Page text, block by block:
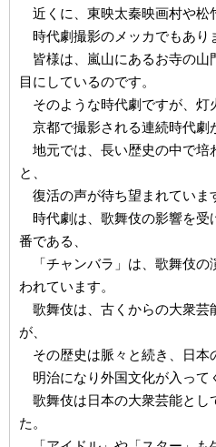
近くに、東映太秦映画村や松
時代劇撮影のメッカでもあり
皆様は、嵐山にあるお寺の山
目にしているのです。
そのような時代劇ですが、灯
京都で撮影される連続時代劇
地元では、長い歴史の中で培
と、
復活の声が待ち望まれていま
時代劇は、歌舞伎の影響を受
番である、
「チャンバラ」は、歌舞伎の
われています。
歌舞伎は、古くからの大衆芸
が、
その歴史は脈々と続き、日本
明治になり外国文化が入って
歌舞伎は日本の大衆芸能とし
た。